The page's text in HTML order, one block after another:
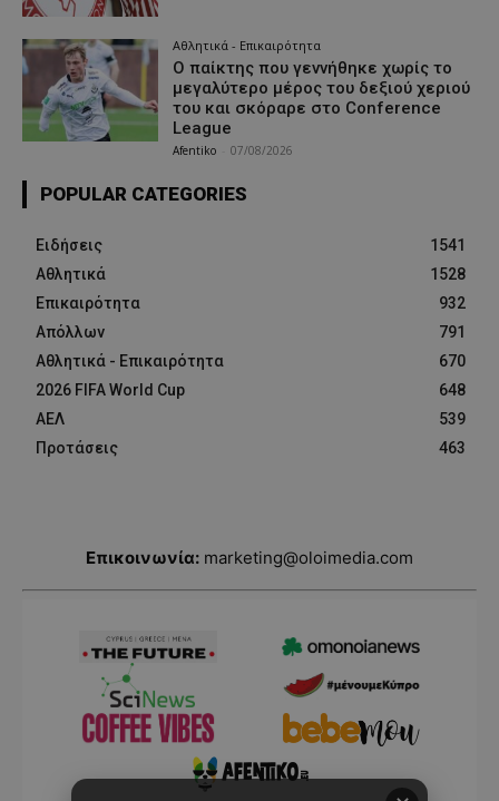
Αθλητικά - Επικαιρότητα
Ο παίκτης που γεννήθηκε χωρίς το
μεγαλύτερο μέρος του δεξιού χεριού
του και σκόραρε στο Conference
League
Afentiko 07/08/2026
POPULAR CATEGORIES
Ειδήσεις
1541
Αθλητικά
1528
Επικαιρότητα
932
Απόλλων
791
Αθλητικά - Επικαιρότητα
670
2026 FIFA World Cup
648
ΑΕΛ
539
Προτάσεις
463
Επικοινωνία: marketing@oloimedia.com